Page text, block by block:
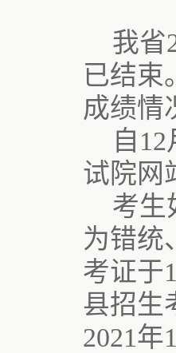
我省
已结束
成绩情
自
试院网
考生
为错统
考证于
县招生
2021